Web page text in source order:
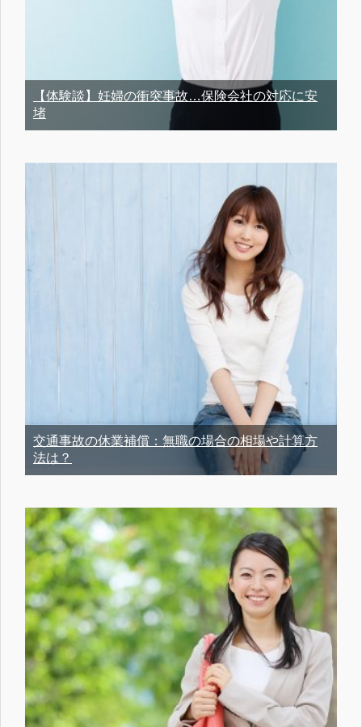
【体験談】妊婦の衝突事故…保険会社の対応に安
堵
交通事故の休業補償：無職の場合の相場や計算方
法は？